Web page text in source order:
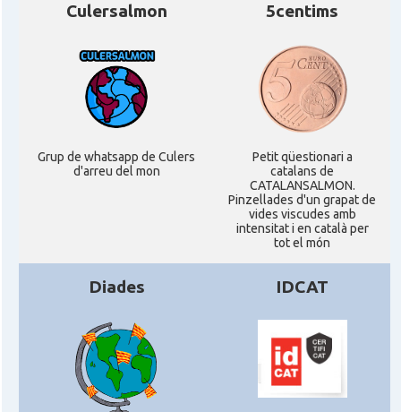
Culersalmon
Grup de whatsapp de Culers
d'arreu del mon
5centims
Petit qüestionari a
catalans de
CATALANSALMON.
Pinzellades d'un grapat de
vides viscudes amb
intensitat i en català per
tot el món
Diades IDCAT